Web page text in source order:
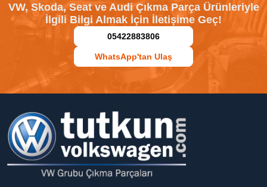
VW, Skoda, Seat ve Audi Çıkma Parça Ürünleriyle
İlgili Bilgi Almak İçin İletişime Geç!
05422883806
WhatsApp'tan Ulaş